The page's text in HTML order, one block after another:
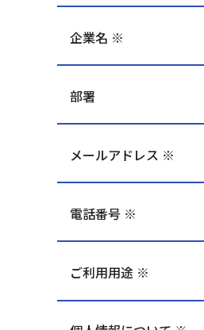
企業名 ※
部署
メールアドレス ※
電話番号 ※
ご利用用途 ※